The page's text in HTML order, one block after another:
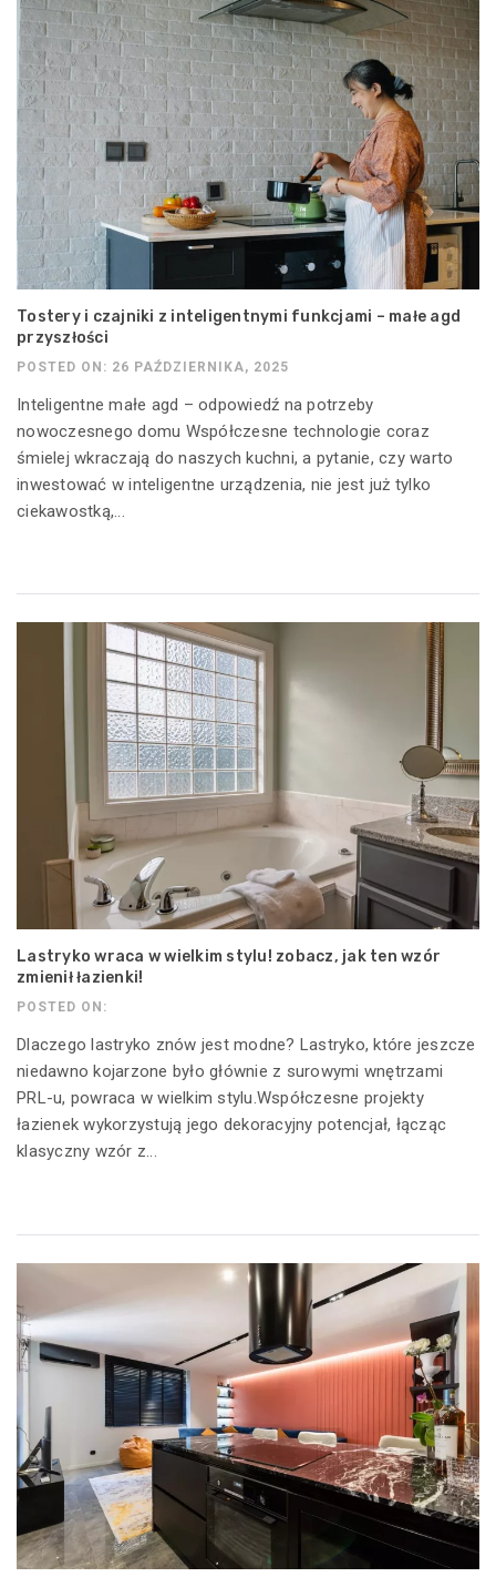
Tostery i czajniki z inteligentnymi funkcjami – małe agd
przyszłości
POSTED ON: 26 PAŹDZIERNIKA, 2025
Inteligentne małe agd – odpowiedź na potrzeby
nowoczesnego domu Współczesne technologie coraz
śmielej wkraczają do naszych kuchni, a pytanie, czy warto
inwestować w inteligentne urządzenia, nie jest już tylko
ciekawostką,...
Lastryko wraca w wielkim stylu! zobacz, jak ten wzór
zmienił łazienki!
POSTED ON:
Dlaczego lastryko znów jest modne? Lastryko, które jeszcze
niedawno kojarzone było głównie z surowymi wnętrzami
PRL-u, powraca w wielkim stylu.Współczesne projekty
łazienek wykorzystują jego dekoracyjny potencjał, łącząc
klasyczny wzór z...